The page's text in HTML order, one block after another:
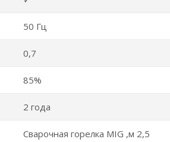
50 Гц
0,7
85%
2 года
Сварочная горелка MIG ,м 2,5